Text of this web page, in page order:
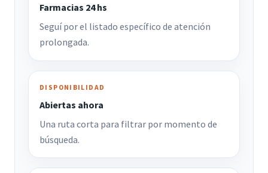
Farmacias 24 hs
Seguí por el listado específico de atención
prolongada.
DISPONIBILIDAD
Abiertas ahora
Una ruta corta para filtrar por momento de
búsqueda.